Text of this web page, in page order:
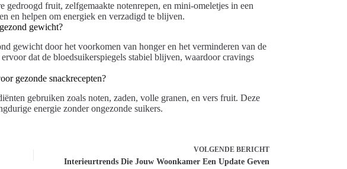
gedroogd fruit, zelfgemaakte notenrepen, en mini-omeletjes in een
en helpen om energiek en verzadigd te blijven.
gewicht?
gewicht door het voorkomen van honger en het verminderen van de
dat de bloedsuikerspiegels stabiel blijven, waardoor cravings
gezonde snackrecepten?
gebruiken zoals noten, zaden, volle granen, en vers fruit. Deze
energie zonder ongezonde suikers.
VOLGENDEBERICHT
Interieurtrends Die Jouw Woonkamer Een Update Geven